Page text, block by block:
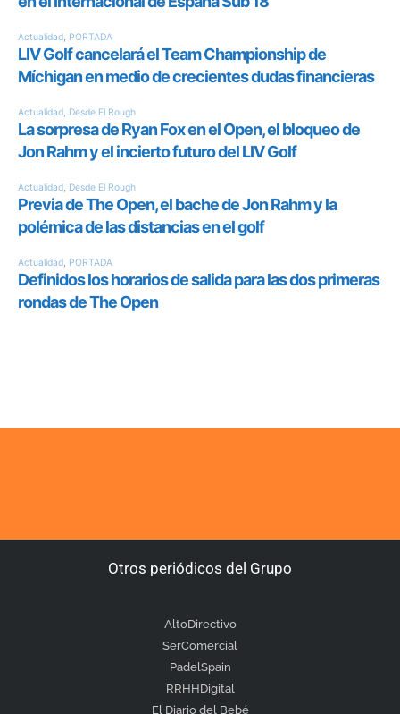
Otros periódicos del Grupo
AltoDirectivo
SerComercial
PadelSpain
RRHHDigital
El Diario del Bebé